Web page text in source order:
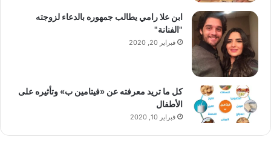
ابن علا رامي يطالب جمهوره بالدعاء لزوجته
"الفنانة"
فبراير 20, 2020
كل ما تريد معرفته عن «فيتامين ب» وتأثيره على
الأطفال
فبراير 10, 2020